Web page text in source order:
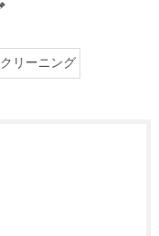
リーニング